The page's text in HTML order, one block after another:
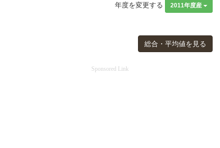
年度を変更する 2011年度産
総合・平均値を見る
Sponsored Link